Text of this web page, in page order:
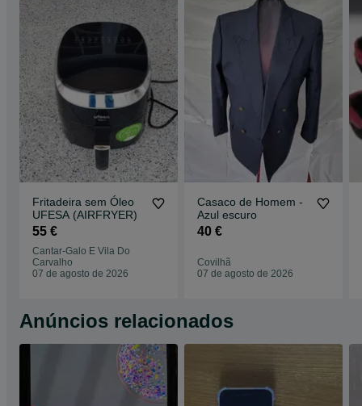
Fritadeira sem Óleo
UFESA (AIRFRYER)
55 €
Cantar-Galo E Vila Do
Carvalho
07 de agosto de 2026
Casaco de Homem -
Azul escuro
40 €
Covilhã
07 de agosto de 2026
Anúncios relacionados